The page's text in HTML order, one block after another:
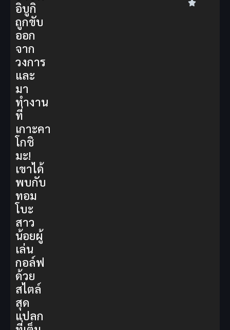
อิบูกิ
ถูกขับ
ออก
จาก
วงการ
และ
มา
ทำงาน
ที่
เกาะคา
โกชิ
มะ!
เขาได้
พบกับ
ทอม
โบะ
สาว
น้อยผู้
เล่น
กอล์ฟ
ด้วย
สไตล์
สุด
แปลก